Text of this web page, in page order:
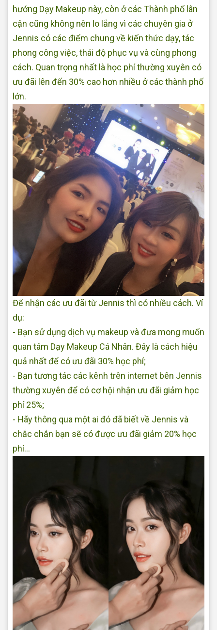
hướng Dạy Makeup này, còn ở các Thành phố lân
cận cũng không nên lo lắng vì các chuyên gia ở
Jennis có các điểm chung về kiến thức dạy, tác
phong công việc, thái độ phục vụ và cùng phong
cách. Quan trọng nhất là học phí thường xuyên có
ưu đãi lên đến 30% cao hơn nhiều ở các thành phố
lớn.
Để nhận các ưu đãi từ Jennis thì có nhiều cách. Ví
dụ:
- Bạn sử dụng dịch vụ makeup và đưa mong muốn
quan tâm Dạy Makeup Cá Nhân. Đây là cách hiệu
quả nhất để có ưu đãi 30% học phí;
- Bạn tương tác các kênh trên internet bên Jennis
thường xuyên để có cơ hội nhận ưu đãi giảm học
phí 25%;
- Hãy thông qua một ai đó đã biết về Jennis và
chắc chắn bạn sẽ có được ưu đãi giảm 20% học
phí...